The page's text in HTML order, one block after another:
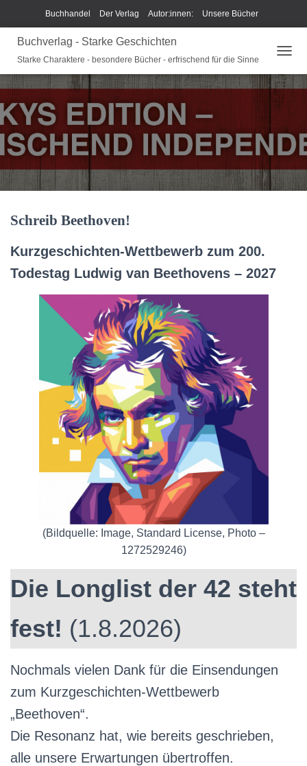
Buchhandel Der Verlag Autor:innen: Unsere Bücher
Ich beschreibe Dir mein Buch Shop
Widerrufsrecht und Rückgaberecht Termine u Veranstaltungen
Sparkys Fan-Shop Schreib Beethoven!
Buchverlag - Starke Geschichten
Starke Charaktere - besondere Bücher - erfrischend für die Sinne
A
V
A
T
I
U
Schreib Beethoven!
Kurzgeschichten-Wettbewerb zum 200.
Todestag Ludwig van Beethovens – 2027
(Bildquelle: Image, Standard License, Photo –
1272529246)
Die Longlist der 42 steht
fest! (1.8.2026)
Nochmals vielen Dank für die Einsendungen
zum Kurzgeschichten-Wettbewerb
„Beethoven“.
Die Resonanz hat, wie bereits geschrieben,
alle unsere Erwartungen übertroffen.